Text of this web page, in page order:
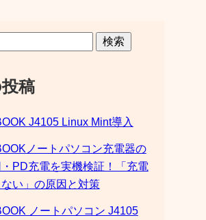
検索
稿
J4105 Linux Mint導入
ノートパソコン充電器の
PD充電を実機検証！「充電
い」の原因と対策
ノートパソコン J4105